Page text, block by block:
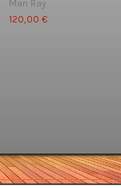
Man Ray
120,00 €